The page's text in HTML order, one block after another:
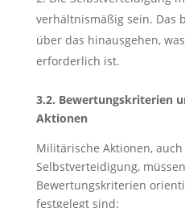
verhältnismäßig sein. Das
über das hinausgehen,
erforderlich ist.
3.2. Bewertungskriterien
Aktionen
Militärische Aktionen,
Selbstverteidigung,
Bewertungskriterien
festgelegt sind: